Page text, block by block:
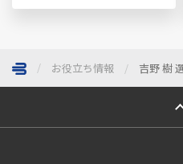
お役立ち情報 吉野 樹
ページトップへ